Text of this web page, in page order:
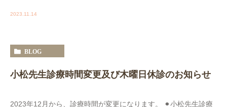
2023.11.14
BLOG
小松先生診療時間変更及び木曜日休診のお知らせ
2023年12月から、診療時間が変更になります。 ⚫︎小松先生診療